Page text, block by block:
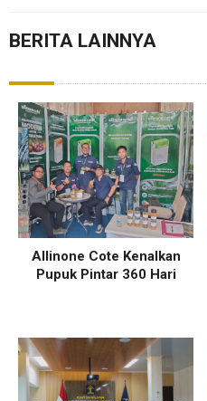
BERITA LAINNYA
Allinone Cote Kenalkan
Pupuk Pintar 360 Hari